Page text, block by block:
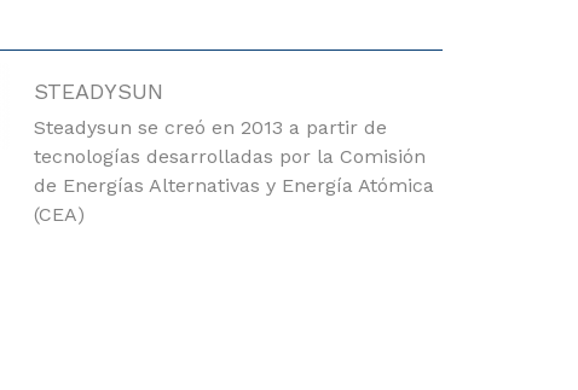
STEADYSUN
Steadysun se creó en 2013 a partir de
tecnologías desarrolladas por la Comisión
de Energías Alternativas y Energía Atómica
(CEA)